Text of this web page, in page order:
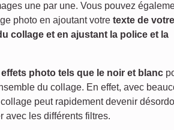
une par une. Vous pouvez
photo en ajoutant votre texte de votre
collage et en ajustant la police et la
effets photo tels que le noir et blanc
du collage. En effet, avec
peut rapidement devenir
avec les différents filtres.